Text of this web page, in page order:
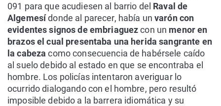
091 para que acudiesen al barrio del Raval de
Algemesídonde al parecer, había un varón con
evidentes signos de embriaguezcon un menor en
brazos el cual presentaba una herida sangrante en
la cabezacomo consecuencia de habérsele caído
al suelo debido al estado en que se encontraba el
hombre. Los policías intentaron averiguar lo
ocurrido dialogando con el hombre, pero resultó
imposible debido a la barrera idiomática y su